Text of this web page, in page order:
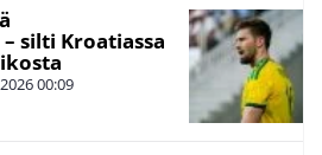
silti Kroatiassa
00:09